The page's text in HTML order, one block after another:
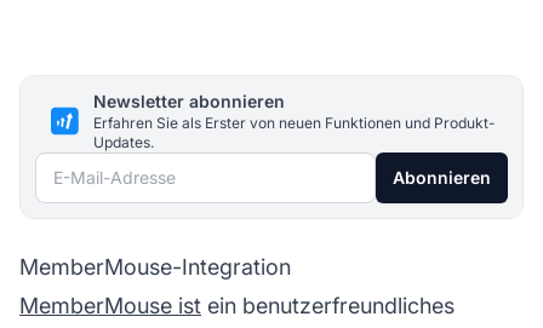
Newsletter abonnieren
Erfahren Sie als Erster von neuen Funktionen und Produkt-
Updates.
E-Mail-Adresse Abonnieren
MemberMouse-Integration
MemberMouse ist ein benutzerfreundliches